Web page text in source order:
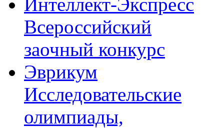
Всероссийский
заочный конкурс
Эврикум
Исследовательские
олимпиады,